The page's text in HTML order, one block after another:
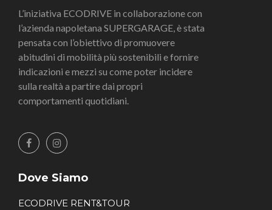
L’iniziativa ECODRIVE in collaborazione con
l’azienda napoletana SUPERGARAGE, è stata
pensata con l’obiettivo di promuovere
abitudini di mobilità più sostenibili e fornire
indicazioni e mezzi su come poter incidere
sulla realtà a partire dai propri
comportamenti quotidiani.
Dove Siamo
ECODRIVE RENT&TOUR